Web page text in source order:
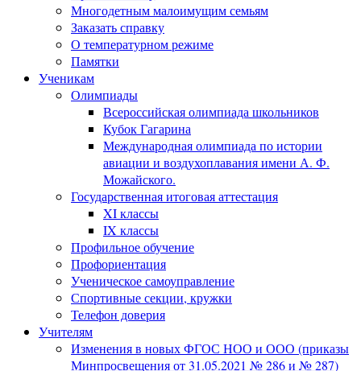
Многодетным малоимущим семьям
Заказать справку
О температурном режиме
Памятки
Ученикам
Олимпиады
Всероссийская олимпиада школьников
Кубок Гагарина
Международная олимпиада по истории
авиации и воздухоплавания имени А. Ф.
Можайского.
Государственная итоговая аттестация
XI классы
IX классы
Профильное обучение
Профориентация
Ученическое самоуправление
Спортивные секции, кружки
Телефон доверия
Учителям
Изменения в новых ФГОС НОО и ООО (приказы
Минпросвещения от 31.05.2021 № 286 и № 287)